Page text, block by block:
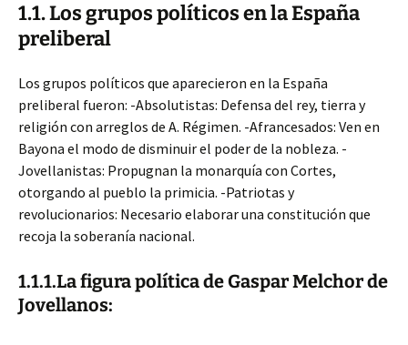
1.1. Los grupos políticos en la España
preliberal
Los grupos políticos que aparecieron en la España
preliberal fueron: -Absolutistas: Defensa del rey, tierra y
religión con arreglos de A. Régimen. -Afrancesados: Ven en
Bayona el modo de disminuir el poder de la nobleza. -
Jovellanistas: Propugnan la monarquía con Cortes,
otorgando al pueblo la primicia. -Patriotas y
revolucionarios: Necesario elaborar una constitución que
recoja la soberanía nacional.
1.1.1.La figura política de Gaspar Melchor de
Jovellanos: